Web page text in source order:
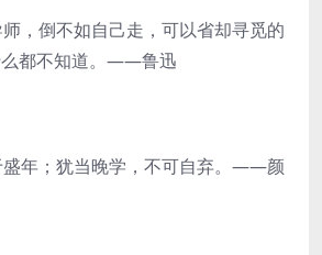
，倒不如自己走，可以省却寻觅的
么都不知道。——鲁迅
盛年；犹当晚学，不可自弃。——颜